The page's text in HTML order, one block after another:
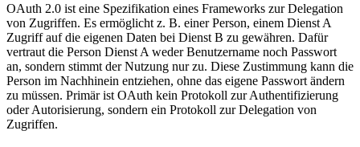
OAuth 2.0 ist eine Spezifikation eines Frameworks zur Delegation
von Zugriffen. Es ermöglicht z. B. einer Person, einem Dienst A
Zugriff auf die eigenen Daten bei Dienst B zu gewähren. Dafür
vertraut die Person Dienst A weder Benutzername noch Passwort
an, sondern stimmt der Nutzung nur zu. Diese Zustimmung kann die
Person im Nachhinein entziehen, ohne das eigene Passwort ändern
zu müssen. Primär ist OAuth kein Protokoll zur Authentifizierung
oder Autorisierung, sondern ein Protokoll zur Delegation von
Zugriffen.